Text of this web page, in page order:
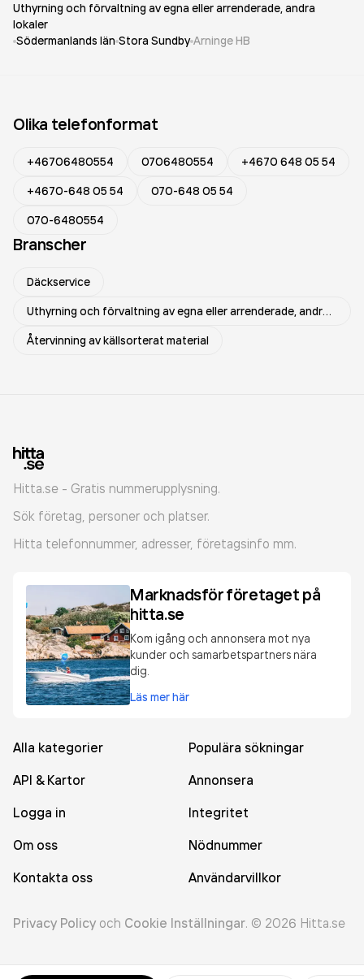
Uthyrning och förvaltning av egna eller arrenderade, andra
lokaler
Södermanlands län Stora Sundby Arninge HB
Olika telefonformat
+46706480554 0706480554
+4670 648 05 54
+4670-648 05 54
070-648 05 54
070-6480554
Branscher
Däckservice
Uthyrning och förvaltning av egna eller arrenderade, andra lokaler
Återvinning av källsorterat material
Hitta.se - Gratis nummerupplysning.
Sök företag, personer och platser.
Hitta telefonnummer, adresser, företagsinfo mm.
Marknadsför företaget på
hitta.se
Kom igång och annonsera mot nya
kunder och samarbetspartners nära
dig.
Läs mer här
Alla kategorier
Populära sökningar
API & Kartor
Annonsera
Logga in
Integritet
Om oss
Nödnummer
Kontakta oss
Användarvillkor
Privacy Policy och Cookie Inställningar. © 2026 Hitta.se